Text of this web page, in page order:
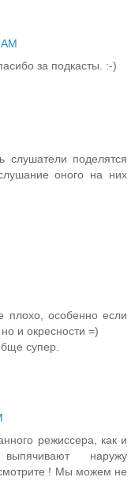
за подкасты. :-)
слушатели поделятся
оного на них
особенно если
и окресности =)
супер.
режиссера, как и
наружу
! Мы можем не